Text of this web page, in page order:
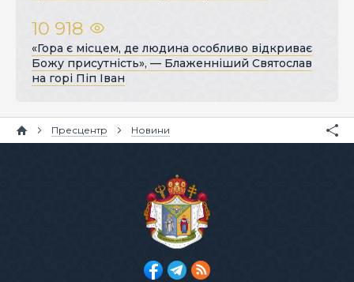
10 918
«Гора є місцем, де людина особливо відкриває
Божу присутність», — Блаженніший Святослав
на горі Піп Іван
Пресцентр Новини